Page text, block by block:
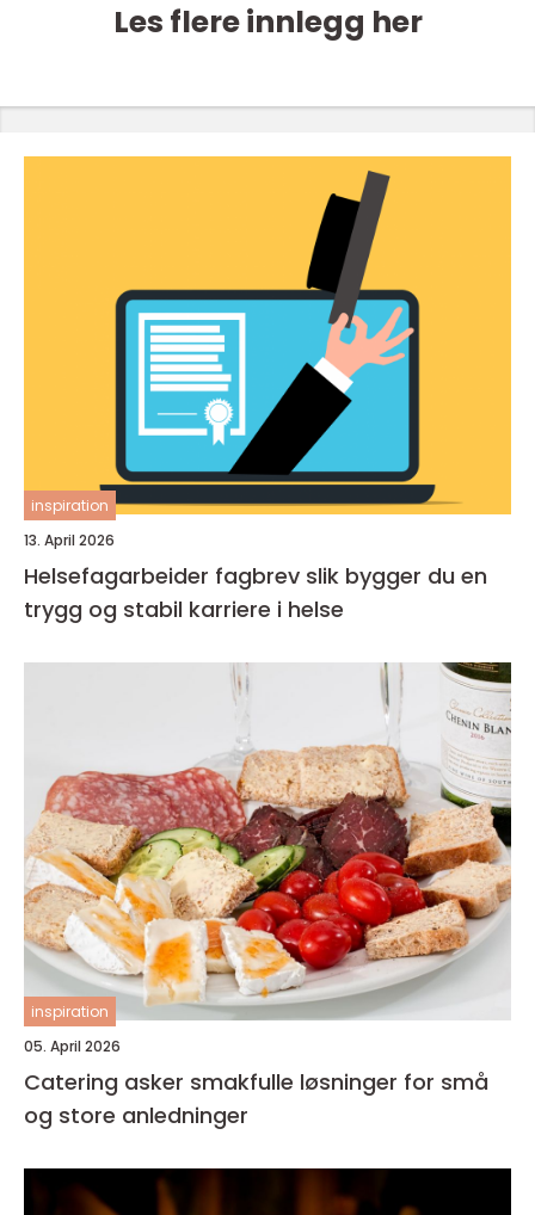
Les flere innlegg her
inspiration
13. April 2026
Helsefagarbeider fagbrev slik bygger du en
trygg og stabil karriere i helse
inspiration
05. April 2026
Catering asker smakfulle løsninger for små
og store anledninger